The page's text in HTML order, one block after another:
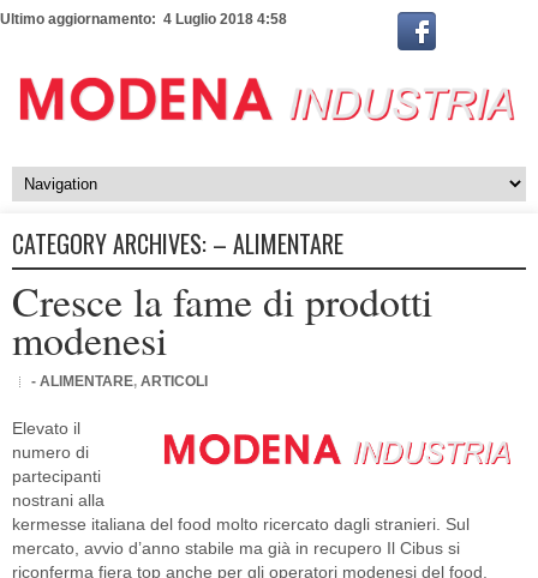
Ultimo aggiornamento: 4 Luglio 2018 4:58
CATEGORY ARCHIVES: – ALIMENTARE
Cresce la fame di prodotti
modenesi
- ALIMENTARE, ARTICOLI
Elevato il
numero di
partecipanti
nostrani alla
kermesse italiana del food molto ricercato dagli stranieri. Sul
mercato, avvio d’anno stabile ma già in recupero Il Cibus si
riconferma fiera top anche per gli operatori modenesi del food.